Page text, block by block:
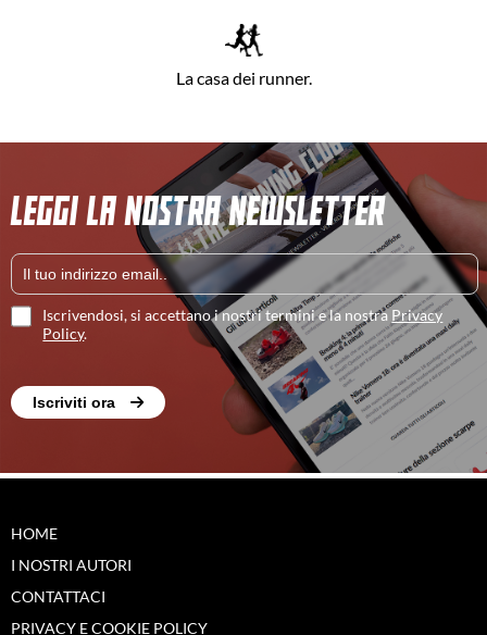
La casa dei runner.
LEGGI LA NOSTRA NEWSLETTER
Iscrivendosi, si accettano i nostri termini e la nostraPrivacy
Policy.
Iscriviti ora
HOME
I NOSTRI AUTORI
CONTATTACI
PRIVACY E COOKIE POLICY